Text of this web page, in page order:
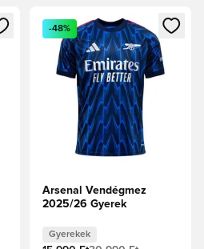
vagy a tagként
Megnyit egy modált a
-48%
Arsenal Vendégmez
2025/26 Gyerek
Gyerekek